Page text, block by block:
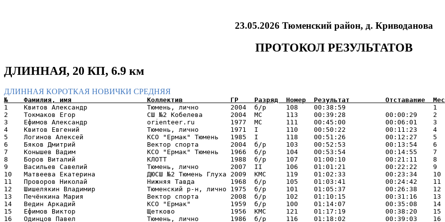
23.05.2026 Тюменский район, д. Криводанова
ПРОТОКОЛ РЕЗУЛЬТАТОВ
ДЛИННАЯ, 20 КП, 6.9 км
ДЛИННАЯ КОРОТКАЯ НОВИЧКИ СРЕДНЯЯ
1    Квитов Александр               Тюмень, лично        2004  б/р     108    00:38:59
2    Токмаков Егор                  СШ №2 Кобелева       2004  МС      113    00:39:28          00:00:29
3    Ефимов Александр               orienteer.ru         1977  МС      111    00:45:00          00:06:01
4    Квитов Евгений                 Тюмень, лично        1971  I       110    00:50:22          00:11:23
5    Логинов Алексей                КСО "Ермак" Тюмень   1985  I       118    00:51:26          00:12:27
6    Бяков Дмитрий                  Вектор спорта        2004  б/р     103    00:52:53          00:13:54
7    Конышев Вадим                  КСО "Ермак" Тюмень   1966  б/р     104    00:53:54          00:14:55
8    Боров Виталий                  КЛОТТ                1988  б/р     107    01:00:10          00:21:11
9    Васильев Савелий               Тюмень, лично        2007  II      106    01:01:21          00:22:22
10   Матвеева Екатерина             ДЮСШ №2 Тюмень Глуха 2009  КМС     119    01:02:33          00:23:34
11   Проворов Николай               Нижняя Тавда         1968  б/р     105    01:03:41          00:24:42
12   Шишелякин Владимир             Тюменский р-н, лично 1975  б/р     101    01:05:37          00:26:38
13   Печёнкина Мария                Вектор спорта        2008  б/р     102    01:10:15          00:31:16
14   Ведин Аркадий                  КСО "Ермак"          1959  б/р     100    01:14:07          00:35:08
15   Ефимов Виктор                  Щетково              1956  КМС     121    01:17:19          00:38:20
16   Одинцов Павел                  Тюмень, лично        1986  б/р     116    01:18:02          00:39:03